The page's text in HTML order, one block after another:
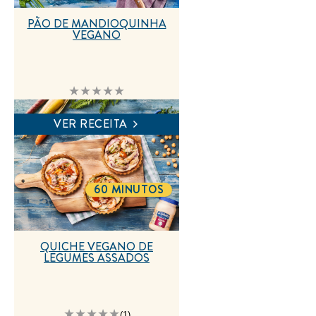
Nenhuma
avaliação
enviada
para
este
PÃO DE MANDIOQUINHA
VEGANO
VER RECEITA
QUICHE VEGANO DE
LEGUMES ASSADOS
TOTALTIME
60 MINUTOS